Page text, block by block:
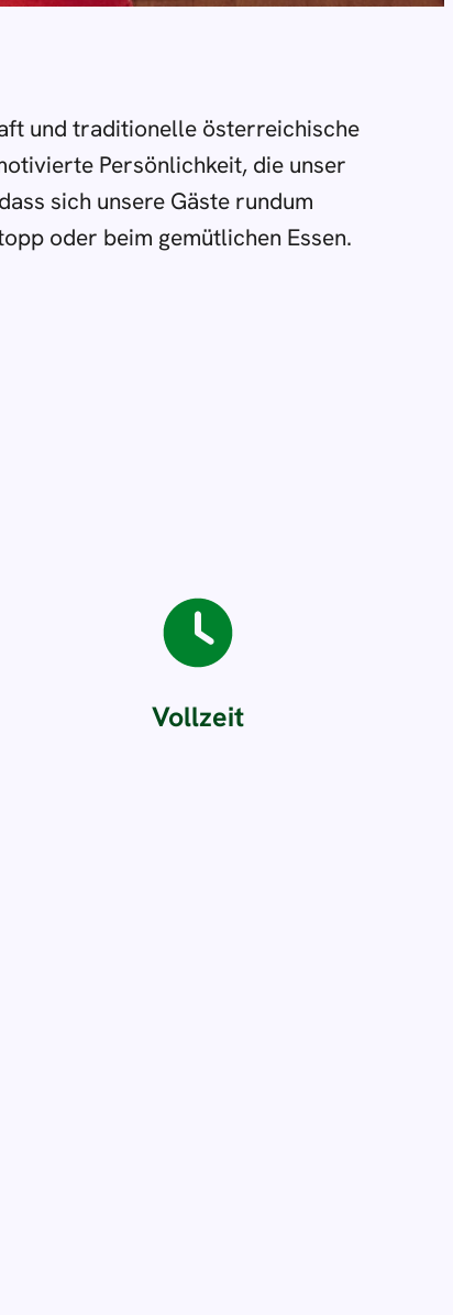
und traditionelle österreichische
Persönlichkeit, die unser
sich unsere Gäste rundum
oder beim gemütlichen Essen.
Vollzeit